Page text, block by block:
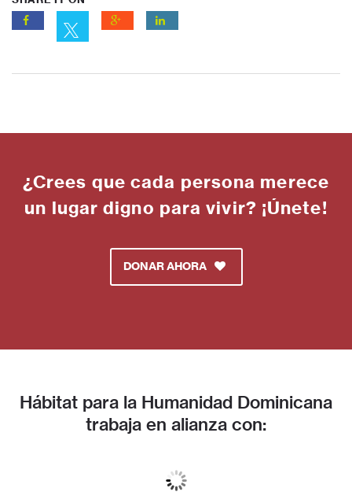
¿Crees que cada persona merece
un lugar digno para vivir? ¡Únete!
DONAR AHORA
Hábitat para la Humanidad Dominicana
trabaja en alianza con: